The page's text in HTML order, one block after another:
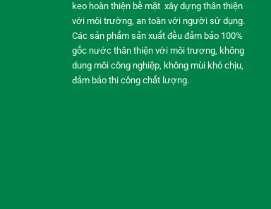
keo hoàn thiện bề mặt xây dựng thân thiện
với môi trường, an toàn với người sử dụng.
Các sản phẩm sản xuất đều đảm bảo 100%
gốc nước thân thiện với môi trương, không
dung môi công nghiệp, không mùi khó chịu,
đảm bảo thi công chất lượng.